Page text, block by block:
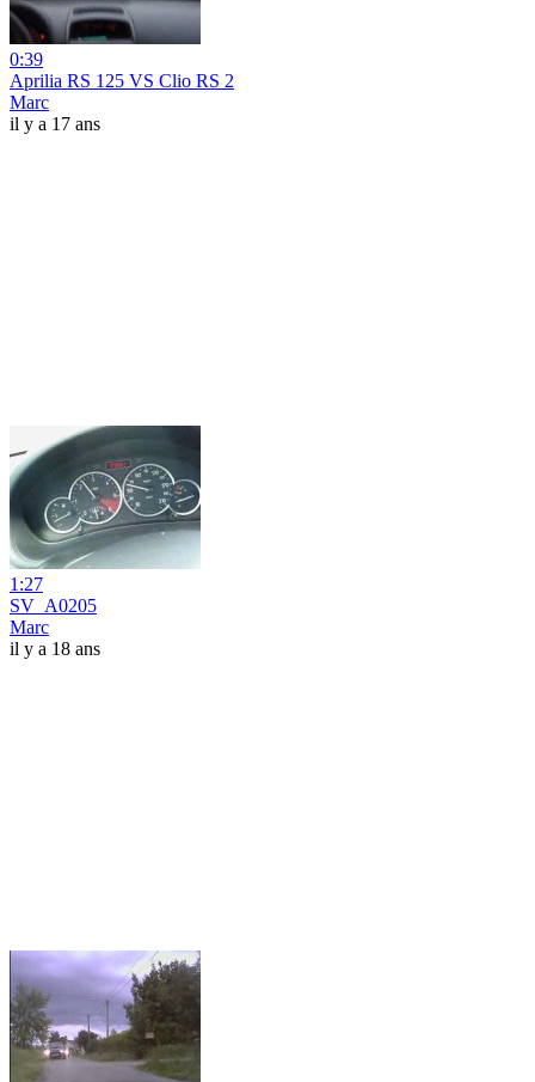
0:39
Aprilia RS 125 VS Clio RS 2
Marc
il y a 17 ans
1:27
SV_A0205
Marc
il y a 18 ans